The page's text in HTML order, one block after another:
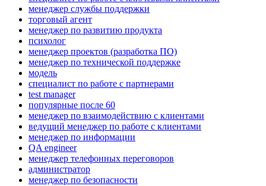
менеджер службы поддержки
торговый агент
менеджер по развитию продукта
психолог
менеджер проектов (разработка ПО)
менеджер по технической поддержке
модель
специалист по работе с партнерами
test manager
популярные после 60
менеджер по взаимодействию с клиентами
ведущий менеджер по работе с клиентами
менеджер по информации
QA engineer
менеджер телефонных переговоров
администратор
менеджер по безопасности